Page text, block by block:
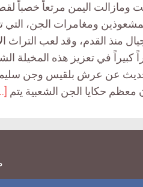
ومازالت اليمن مرتعاً خصباً
ومغامرات الجن، التي
منذ القدم، وقد لعب التراث
كبيراً في تعزيز هذه المخيلة
عن عرش بلقيس وجن
معظم حكايا الجن الشعبية يتم